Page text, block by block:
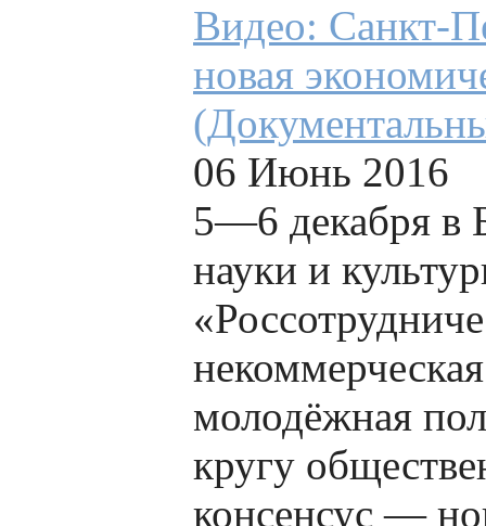
Видео: Санкт-
новая
06 Июнь 2016
5—6 декабря в
науки и
молодёжная
кругу
консенсус —